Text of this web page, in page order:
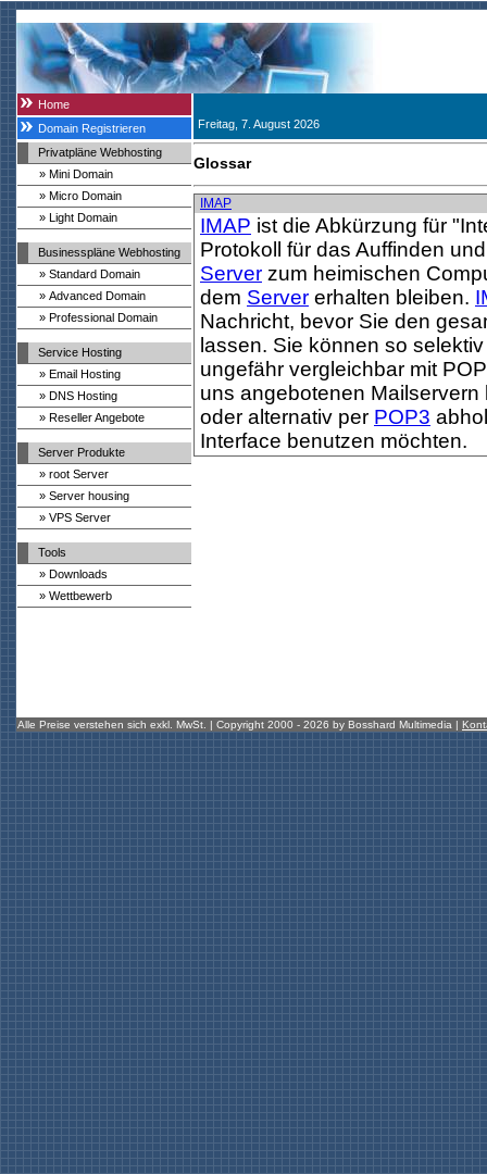
Home
Domain Registrieren
Freitag, 7. August 2026
Privatpläne Webhosting
» Mini Domain
» Micro Domain
» Light Domain
Businesspläne Webhosting
» Standard Domain
» Advanced Domain
» Professional Domain
Service Hosting
» Email Hosting
» DNS Hosting
» Reseller Angebote
Server Produkte
» root Server
» Server housing
» VPS Server
Tools
» Downloads
» Wettbewerb
Glossar
IMAP
IMAP ist die Abkürzung für
Protokoll für das Auffinden
Server zum heimischen
dem Server erhalten bleiben.
Nachricht, bevor Sie den
lassen. Sie können so
ungefähr vergleichbar mit
uns angebotenen
oder alternativ per POP3
Interface benutzen möchten.
Alle Preise verstehen sich exkl. MwSt. | Copyright 2000 - 2026 by Bosshard Multimedia |